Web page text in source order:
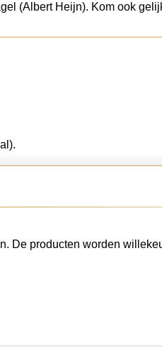
(Albert Heijn). Kom ook
De producten worden